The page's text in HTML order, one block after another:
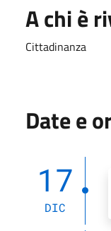
A chi è
Cittadinanza
Date e
17
DIC